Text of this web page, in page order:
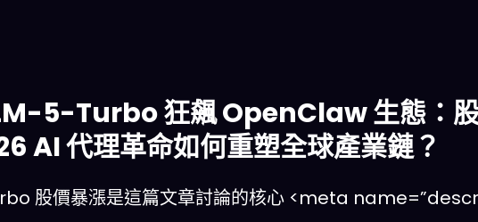
5-Turbo 狂飆 OpenClaw 生態：
AI 代理革命如何重塑全球產業鏈？
股價暴漲是這篇文章討論的核心 <meta